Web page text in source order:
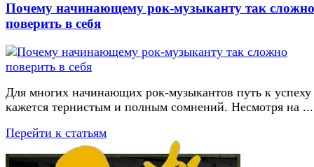
Почему начинающему рок-музыканту так сложно
поверить в себя
Для многих начинающих рок-музыкантов путь к успеху
кажется тернистым и полным сомнений. Несмотря на ...
Перейти к статьям